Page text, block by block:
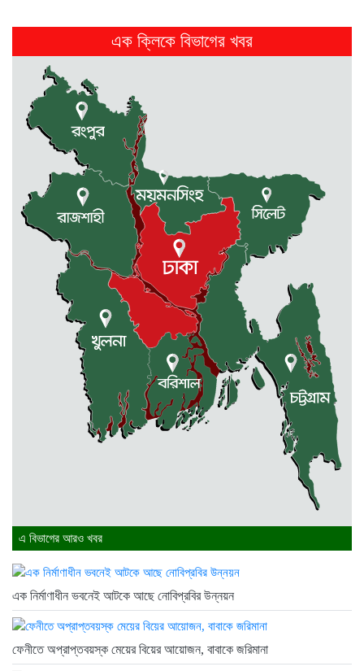
পূর্বধলায় বিষপানের কিশোরের মৃত্যু
2 weeks আগে
মালিক সমিতি ও বাস সার্ভিস...
2 weeks আগে
এক ক্লিকে বিভাগের খবর
এ বিভাগের আরও খবর
এক নির্মাণাধীন ভবনেই আটকে আছে নোবিপ্রবির উন্নয়ন
ফেনীতে অপ্রাপ্তবয়স্ক মেয়ের বিয়ের আয়োজন, বাবাকে জরিমানা